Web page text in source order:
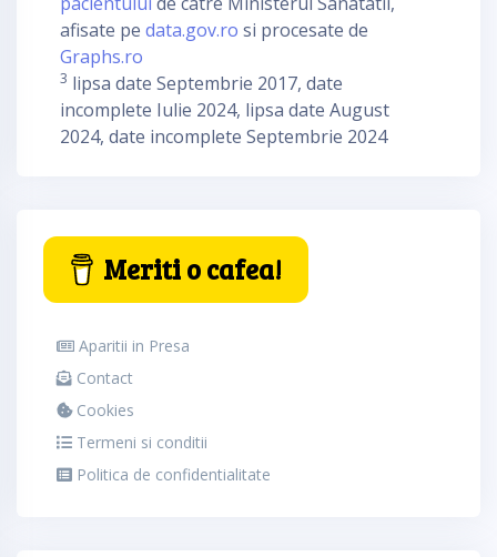
afisate pe data.gov.ro si procesate de
Graphs.ro
3 lipsa date Septembrie 2017, date
incomplete Iulie 2024, lipsa date August
2024, date incomplete Septembrie 2024
Meriti o cafea!
Aparitii in Presa
Contact
Cookies
Termeni si conditii
Politica de confidentialitate